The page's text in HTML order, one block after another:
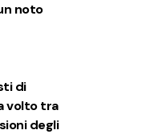
noto
di
volto tra
degli